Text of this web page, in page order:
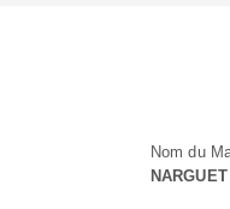
Nom du
NARGUET